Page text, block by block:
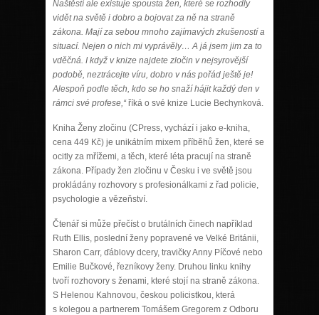
Naštěstí ale existuje spousta žen, které se rozhodly
vidět na světě i dobro a bojovat za ně na straně
zákona. Mají za sebou mnoho zajímavých zkušeností a
situací. Nejen o nich mi vyprávěly… A já jsem jim za to
vděčná. I když v knize najdete zločin v nejsyrovější
podobě, neztrácejte víru, dobro v nás pořád ještě je!
Alespoň podle těch, kdo se ho snaží hájit každý den v
rámci své profese,“říká o své knize Lucie Bechynková.
Kniha Ženy zločinu (CPress, vychází i jako e-kniha,
cena 449 Kč) je unikátním mixem příběhů žen, které se
ocitly za mřížemi, a těch, které léta pracují na straně
zákona. Případy žen zločinu v Česku i ve světě jsou
prokládány rozhovory s profesionálkami z řad policie,
psychologie a vězeňství.
Čtenář si může přečíst o brutálních činech například
Ruth Ellis, poslední ženy popravené ve Velké Británii,
Sharon Carr, ďáblovy dcery, travičky Anny Píčové nebo
Emilie Bučkové, řezníkovy ženy. Druhou linku knihy
tvoří rozhovory s ženami, které stojí na straně zákona.
S Helenou Kahnovou, českou policistkou, která
s kolegou a partnerem Tomášem Gregorem z Odboru